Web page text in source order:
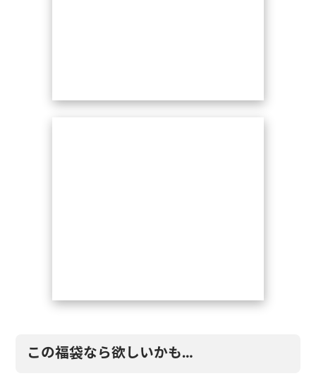
この福袋なら欲しいかも…